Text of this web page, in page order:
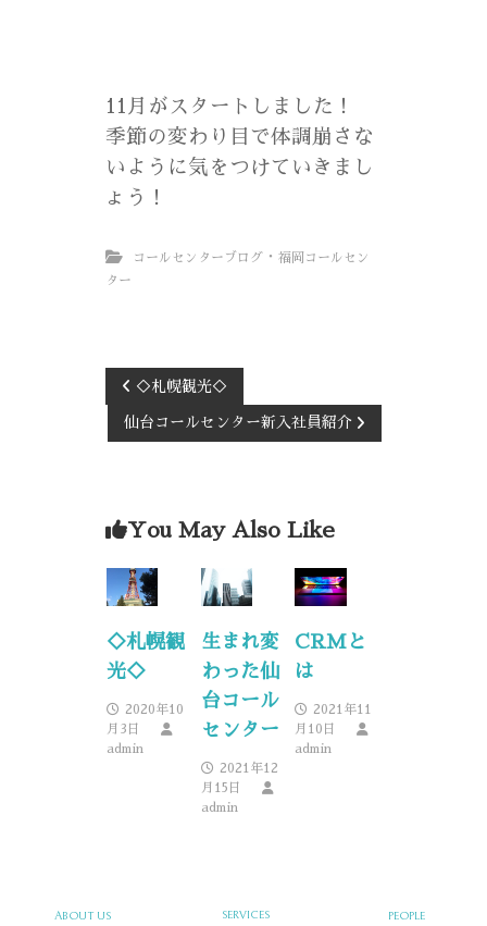
11月がスタートしました！
季節の変わり目で体調崩さな
いように気をつけていきまし
ょう！
コールセンターブログ ・福岡コールセン
ター
◇札幌観光◇
仙台コールセンター新入社員紹介
You May Also Like
◇札幌観
光◇
2020年10
月3日
admin
生まれ変
わった仙
台コール
センター
2021年12
月15日
admin
CRMと
は
2021年11
月10日
admin
ABOUT US SERVICES PEOPLE